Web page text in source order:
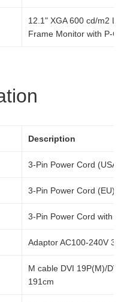
12.1" XGA 600 cd/m2
Frame Monitor with P-
Description
3-Pin Power Cord (USA)
3-Pin Power Cord (EU)
3-Pin Power Cord with
Adaptor AC100-240V
M cable DVI 19P(M)/
191cm